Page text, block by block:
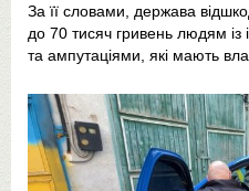
За її словами, держава
до 70 тисяч гривень людям із
та ампутаціями, які мають